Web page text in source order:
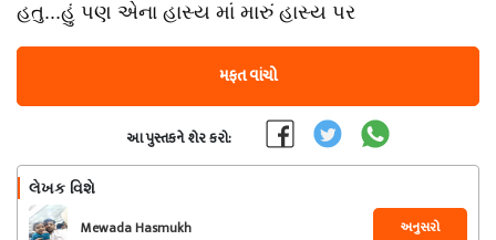
હતુ...હું પણ એના હાસ્ય માં મારું હાસ્ય પર
મફત વાંચો
આ પુસ્તકને શેર કરો:
લેખક વિશે
Mewada Hasmukh અનુસરો